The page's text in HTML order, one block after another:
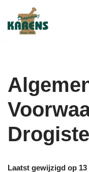
Ga
Laatst gewijzigd op 13